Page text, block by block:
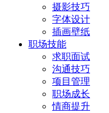
摄影技巧
字体设计
插画壁纸
职场技能
求职面试
沟通技巧
项目管理
职场成长
情商提升